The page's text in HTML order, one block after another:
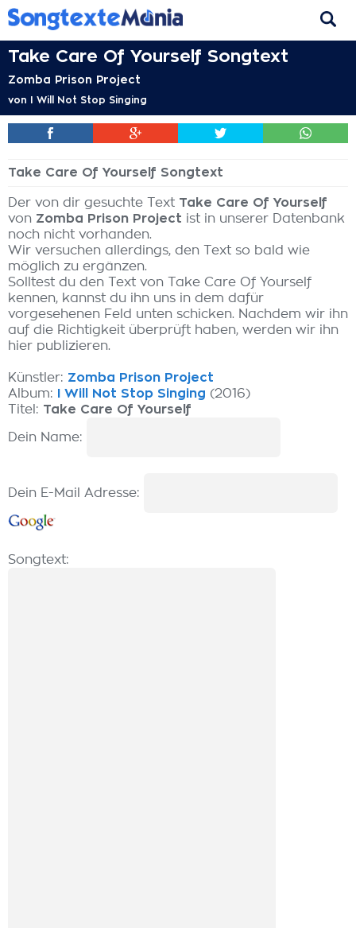
Take Care Of Yourself Songtext
Zomba Prison Project
von I Will Not Stop Singing
Take Care Of Yourself Songtext
Der von dir gesuchte Text Take Care Of Yourself
von Zomba Prison Project ist in unserer Datenbank
noch nicht vorhanden.
Wir versuchen allerdings, den Text so bald wie
möglich zu ergänzen.
Solltest du den Text von Take Care Of Yourself
kennen, kannst du ihn uns in dem dafür
vorgesehenen Feld unten schicken. Nachdem wir ihn
auf die Richtigkeit überprüft haben, werden wir ihn
hier publizieren.
Künstler: Zomba Prison Project
Album:
I Will Not Stop Singing (2016)
Titel: Take Care Of Yourself
Dein Name:
Dein E-Mail Adresse:
Songtext: